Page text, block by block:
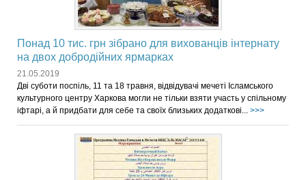
Понад 10 тис. грн зібрано для вихованців інтернату
на двох добродійних ярмарках
21.05.2019
Дві суботи поспіль, 11 та 18 травня, відвідувачі мечеті Ісламського
культурного центру Харкова могли не тільки взяти участь у спільному
іфтарі, а й придбати для себе та своїх близьких додаткові... >>>